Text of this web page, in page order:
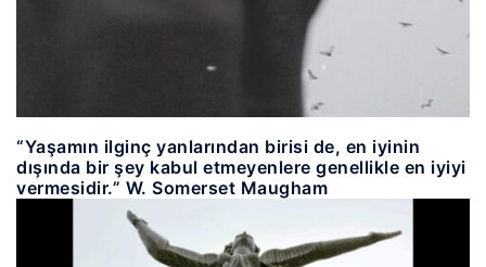
“Yaşamın ilginç yanlarından birisi de, en iyinin
dışında bir şey kabul etmeyenlere genellikle en iyiyi
vermesidir.” W. Somerset Maugham